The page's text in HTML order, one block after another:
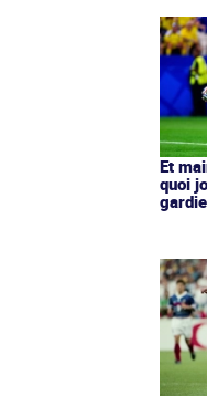
Et
quoi